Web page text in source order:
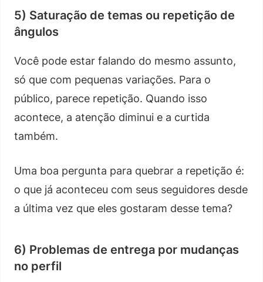
5) Saturação de temas ou repetição de
ângulos
Você pode estar falando do mesmo assunto,
só que com pequenas variações. Para o
público, parece repetição. Quando isso
acontece, a atenção diminui e a curtida
também.
Uma boa pergunta para quebrar a repetição é:
o que já aconteceu com seus seguidores desde
a última vez que eles gostaram desse tema?
6) Problemas de entrega por mudanças
no perfil